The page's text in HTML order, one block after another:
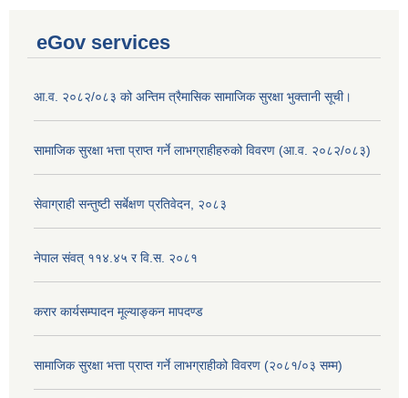
eGov services
आ.व. २०८२/०८३ को अन्तिम त्रैमासिक सामाजिक सुरक्षा भुक्तानी सूची।
सामाजिक सुरक्षा भत्ता प्राप्त गर्ने लाभग्राहीहरुको विवरण (आ.व. २०८२/०८३)
सेवाग्राही सन्तुष्टी सर्बेक्षण प्रतिवेदन, २०८३
नेपाल संवत् ११४.४५ र वि.स. २०८१
करार कार्यसम्पादन मूल्याङ्कन मापदण्ड
सामाजिक सुरक्षा भत्ता प्राप्त गर्ने लाभग्राहीको विवरण (२०८१/०३ सम्म)